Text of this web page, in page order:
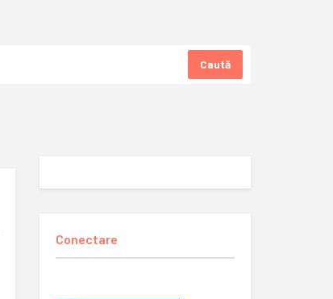
Caută
Conectare